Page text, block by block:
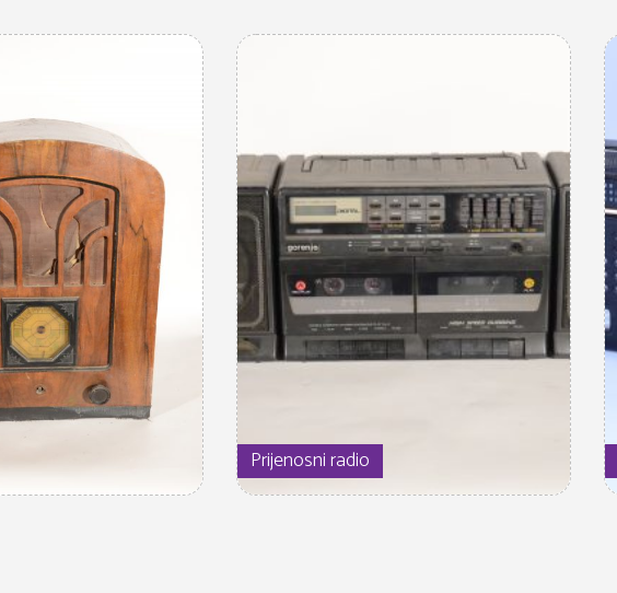
Prijenosni radio